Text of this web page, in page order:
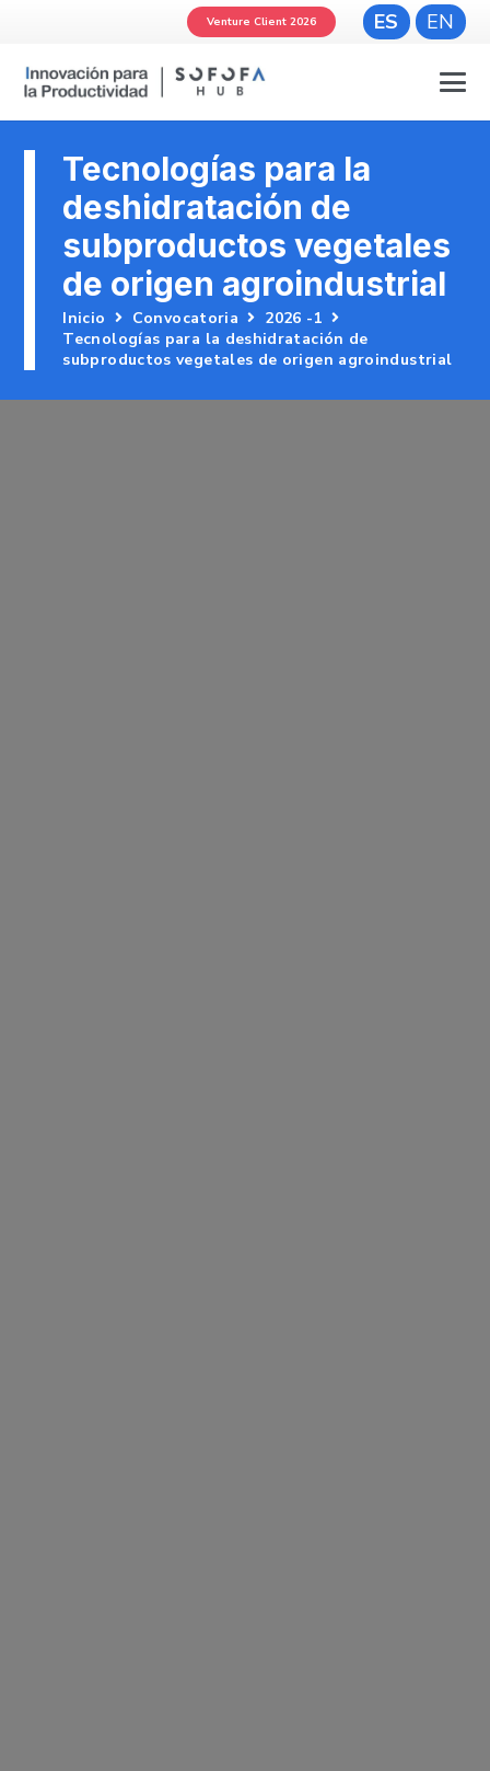
Venture Client 2026 ES EN
Tecnologías para la
deshidratación de
subproductos vegetales
de origen agroindustrial
Inicio Convocatoria
2026 -1
Tecnologías para la deshidratación de
subproductos vegetales de origen agroindustrial